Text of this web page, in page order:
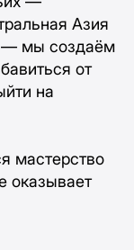
Азия
— мы создаём
от
на
мастерство
оказывает